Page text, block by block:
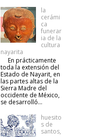
la
cerámi
ca
funerar
ia de la
cultura
nayarita
En prácticamente
toda la extensión del
Estado de Nayarit, en
las partes altas de la
Sierra Madre del
occidente de México,
se desarrolló...
huesito
s de
santos,